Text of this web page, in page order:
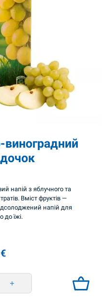
напій з яблучного та
Вміст фруктів —
напій для
до їжі.
€